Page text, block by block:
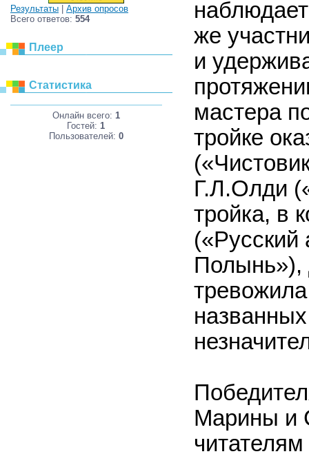
Результаты
Архив опросов
Всего ответов: 554
Плеер
Статистика
Онлайн всего: 1
Гостей: 1
Пользователей: 0
же
и
мастера
тройке
Г.Л.Олди
тройка, в
Марины и